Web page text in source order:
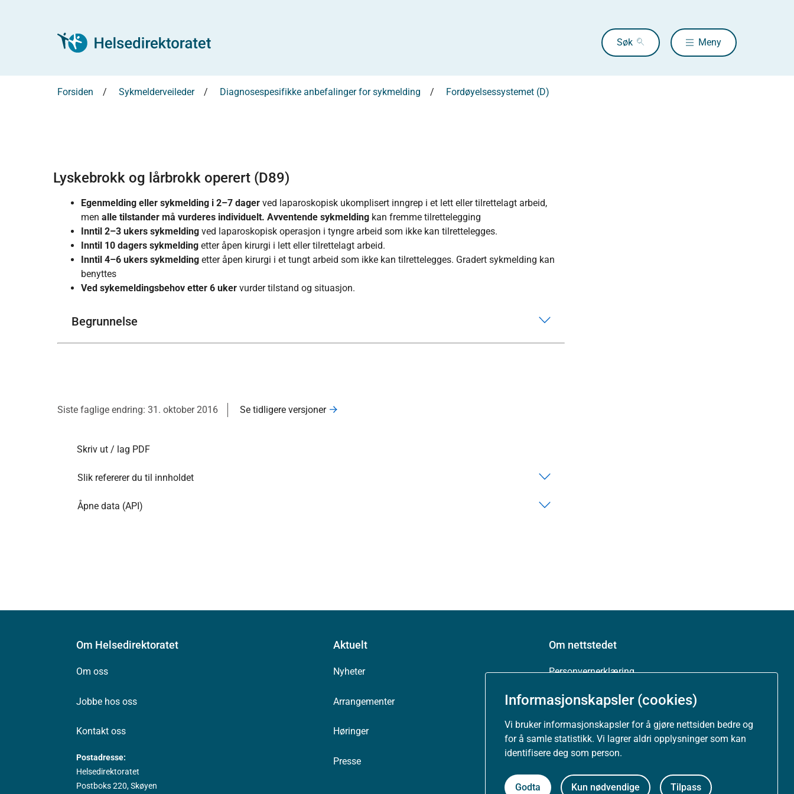
Informasjonskapsler (cookies)
Vi bruker informasjonskapsler for å gjøre nettsiden bedre og
for å samle statistikk. Vi lagrer aldri opplysninger som kan
identifisere deg som person.
Godta Kun nødvendige Tilpass
Søk Meny
Forsiden Sykmelderveileder Diagnosespesifikke anbefalinger for sykmelding Fordøyelsessystemet (D)
Lyskebrokk og lårbrokk operert (D89)
Egenmelding eller sykmelding i 2–7 dager ved laparoskopisk ukomplisert inngrep i et lett eller tilrettelagt arbeid,
men alle tilstander må vurderes individuelt. Avventende sykmelding kan fremme tilrettelegging
Inntil 2–3 ukers sykmelding ved laparoskopisk operasjon i tyngre arbeid som ikke kan tilrettelegges.
Inntil 10 dagers sykmelding etter åpen kirurgi i lett eller tilrettelagt arbeid.
Inntil 4–6 ukers sykmelding etter åpen kirurgi i et tungt arbeid som ikke kan tilrettelegges. Gradert sykmelding kan
benyttes
Ved sykemeldingsbehov etter 6 uker vurder tilstand og situasjon.
Begrunnelse
Siste faglige endring: 31. oktober 2016 Se tidligere versjoner
Skriv ut / lag PDF
Slik refererer du til innholdet
Åpne data (API)
Om Helsedirektoratet
Om oss
Jobbe hos oss
Kontakt oss
Postadresse:
Helsedirektoratet
Postboks 220, Skøyen
Aktuelt
Nyheter
Arrangementer
Høringer
Presse
Om nettstedet
Personvernerklæring
Tilgjengelighetserklæring (uustatus.no)
Besøksstatistikk og informasjonskapsler
Nyhetsvarsel og abonnement
Åpne data (API)